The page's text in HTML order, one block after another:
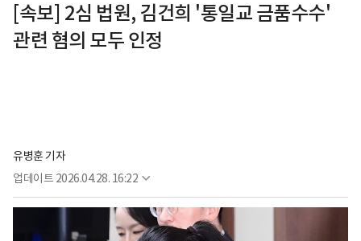
[속보] 2심 법원, 김건희 '통일교 금품수수'
관련 혐의 모두 인정
유병훈 기자
업데이트 2026.04.28. 16:22